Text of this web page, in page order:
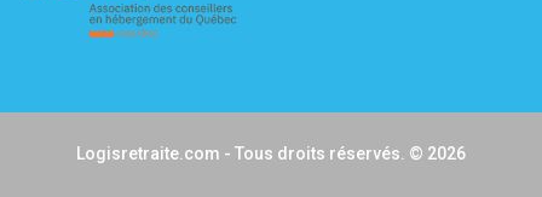
Logisretraite.com - Tous droits réservés. © 2026